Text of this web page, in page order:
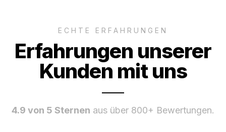
ECHTE ERFAHRUNGEN
Erfahrungen unserer
Kunden mit uns
4.9 von 5 Sternen aus über 800+ Bewertungen.